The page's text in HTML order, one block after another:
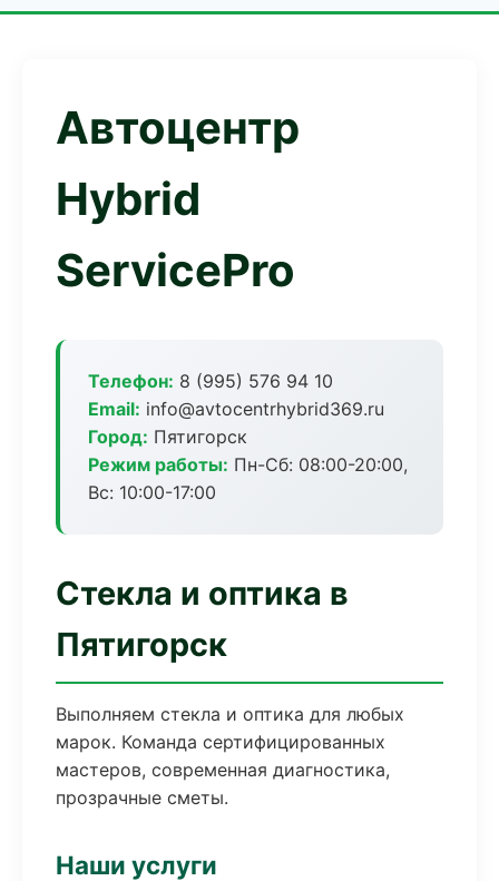
Автоцентр
Hybrid
ServicePro
Телефон: 8 (995) 576 94 10
Email: info@avtocentrhybrid369.ru
Город: Пятигорск
Режим работы: Пн-Сб: 08:00-20:00,
Вс: 10:00-17:00
Стекла и оптика в
Пятигорск
Выполняем стекла и оптика для любых
марок. Команда сертифицированных
мастеров, современная диагностика,
прозрачные сметы.
Наши услуги